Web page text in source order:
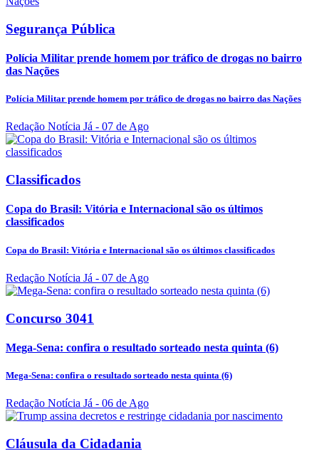
Segurança Pública
Polícia Militar prende homem por tráfico de drogas no bairro
das Nações
Polícia Militar prende homem por tráfico de drogas no bairro das Nações
Redação Notícia Já - 07 de Ago
Classificados
Copa do Brasil: Vitória e Internacional são os últimos
classificados
Copa do Brasil: Vitória e Internacional são os últimos classificados
Redação Notícia Já - 07 de Ago
Concurso 3041
Mega-Sena: confira o resultado sorteado nesta quinta (6)
Mega-Sena: confira o resultado sorteado nesta quinta (6)
Redação Notícia Já - 06 de Ago
Cláusula da Cidadania